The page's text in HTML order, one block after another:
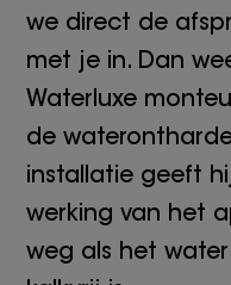
we direct de
met je in. Dan
Waterluxe
de
installatie geeft
werking van het
weg als het